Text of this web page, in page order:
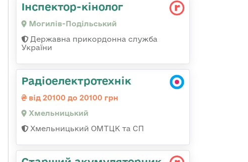
Інспектор-кінолог
Могилів-Подільський
Державна прикордонна служба
України
Радіоелектротехнік
від 20100 до 20100 грн
Хмельницький
Хмельницький ОМТЦК та СП